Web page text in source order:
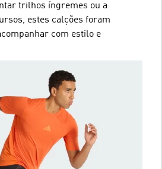
trilhos íngremes ou a
estes calções foram
com estilo e